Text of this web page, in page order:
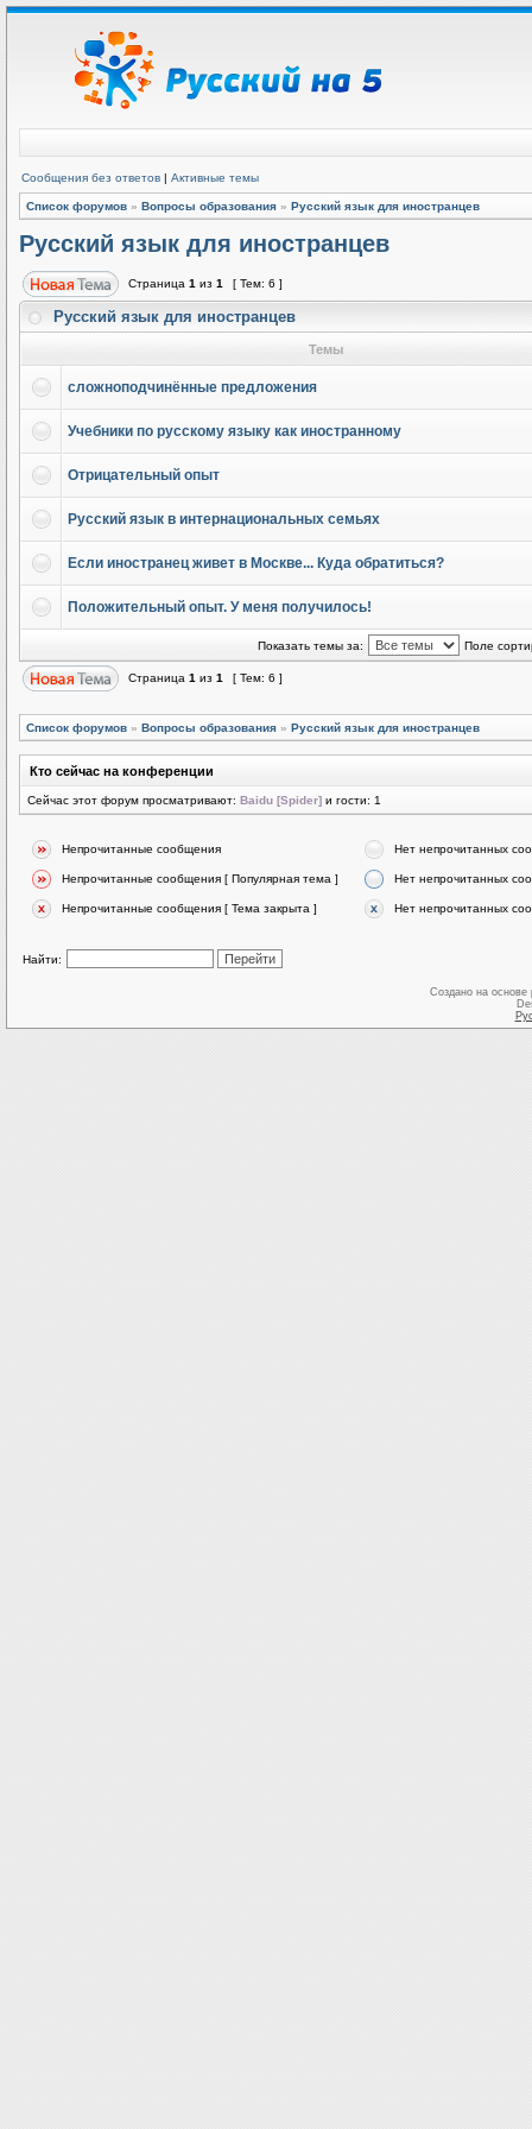
Сообщения без ответов | Активные темы
Список форумов » Вопросы образования » Русский язык для иностранцев
Русский язык для иностранцев
Страница 1 из 1 [ Тем: 6 ]
Русский язык для иностранцев
Темы
сложноподчинённые предложения
Учебники по русскому языку как иностранному
Отрицательный опыт
Русский язык в интернациональных семьях
Если иностранец живет в Москве... Куда обратиться?
Положительный опыт. У меня получилось!
Показать темы за: Поле
Страница 1 из 1 [ Тем: 6 ]
Список форумов » Вопросы образования » Русский язык для иностранцев
Кто сейчас на конференции
Сейчас этот форум просматривают: Baidu [Spider] и гости: 1
Непрочитанные сообщения Нет непрочитанных
Непрочитанные сообщения [ Популярная тема ] Нет непрочитанных
Непрочитанные сообщения [ Тема закрыта ] Нет непрочитанных
Найти:
Создано на основе